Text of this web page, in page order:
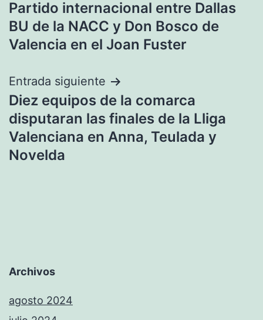
de
entradas
Partido internacional entre Dallas
BU de la NACC y Don Bosco de
Valencia en el Joan Fuster
Entrada siguiente
Diez equipos de la comarca
disputaran las finales de la Lliga
Valenciana en Anna, Teulada y
Novelda
Archivos
agosto 2024